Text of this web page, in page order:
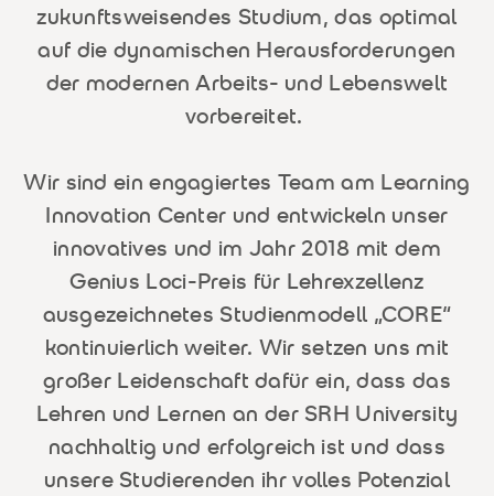
zukunftsweisendes Studium, das optimal
auf die dynamischen Herausforderungen
der modernen Arbeits- und Lebenswelt
vorbereitet.
Wir sind ein engagiertes Team am Learning
Innovation Center und entwickeln unser
innovatives und im Jahr 2018 mit dem
Genius Loci-Preis für Lehrexzellenz
ausgezeichnetes Studienmodell „CORE“
kontinuierlich weiter. Wir setzen uns mit
großer Leidenschaft dafür ein, dass das
Lehren und Lernen an der SRH University
nachhaltig und erfolgreich ist und dass
unsere Studierenden ihr volles Potenzial